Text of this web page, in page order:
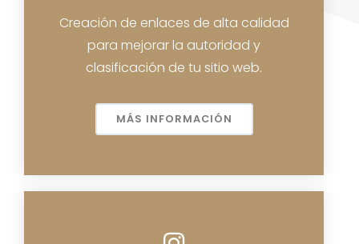
Creación de enlaces de alta calidad
para mejorar la autoridad y
clasificación de tu sitio web.
MÁS INFORMACIÓN